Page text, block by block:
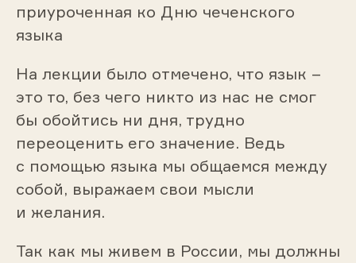
приуроченная ко Дню чеченского
языка
На лекции было отмечено, что язык –
это то, без чего никто из нас не смог
бы обойтись ни дня, трудно
переоценить его значение. Ведь
с помощью языка мы общаемся между
собой, выражаем свои мысли
и желания.
Так как мы живем в России, мы должны